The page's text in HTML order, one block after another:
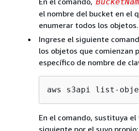
el nombre del bucket en el
enumerar todos los objetos.
Ingrese el siguiente
los objetos que comienzan
específico de nombre de
aws s3api list-
En el comando, sustituya
siguiente por el suyo propio: